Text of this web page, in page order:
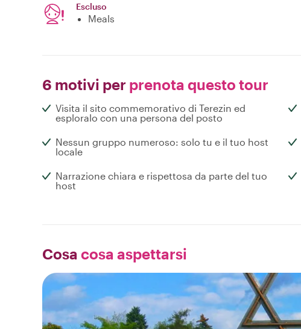
Escluso
Meals
6 motivi per prenota questo tour
Visita il sito commemorativo di Terezin ed
esploralo con una persona del posto
Nessun gruppo numeroso: solo tu e il tuo host
locale
Narrazione chiara e rispettosa da parte del tuo
host
Cosa cosa aspettarsi